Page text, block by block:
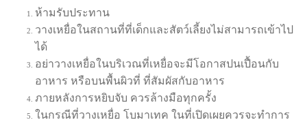
ห้ามรับประทาน
วางเหยื่อในสถานที่ที่เด็กและสัตว์เลี้ยงไม่สามารถเข้าไป
ได้
อย่าวางเหยื่อในบริเวณที่เหยื่อจะมีโอกาสปนเปื้อนกับ
อาหาร หรือบนพื้นผิวที่ ที่สัมผัสกับอาหาร
ภายหลังการหยิบจับ ควรล้างมือทุกครั้ง
ในกรณีที่วางเหยื่อ โบมาเทค ในที่เปิดเผยควรจะทำการ